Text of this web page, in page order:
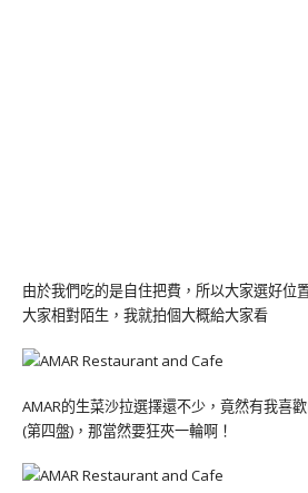
由於我們吃的是自住把費，所以大家選好位
大家相對陌生，我就拍個大概給大家看
AMAR的生菜沙拉選擇還不少，竟然有我喜
(第四盤)，那當然要狂夾一輪啊！